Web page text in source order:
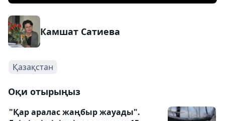
Камшат Сатиева
Қазақстан
Оқи отырыңыз
"Қар аралас жаңбыр жауады".